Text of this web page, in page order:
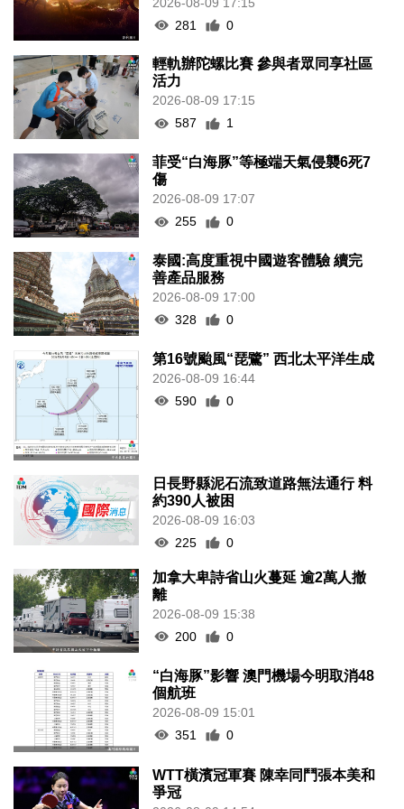
281
0
輕軌辦陀螺比賽 參與者眾同享社區
活力
2026-08-09 17:15
587
1
菲受“白海豚”等極端天氣侵襲6死7
傷
2026-08-09 17:07
255
0
泰國:高度重視中國遊客體驗 續完
善產品服務
2026-08-09 17:00
328
0
第16號颱風“琵鷺” 西北太平洋生成
2026-08-09 16:44
590
0
日長野縣泥石流致道路無法通行 料
約390人被困
2026-08-09 16:03
225
0
加拿大卑詩省山火蔓延 逾2萬人撤
離
2026-08-09 15:38
200
0
“白海豚”影響 澳門機場今明取消48
個航班
2026-08-09 15:01
351
0
WTT橫濱冠軍賽 陳幸同鬥張本美和
爭冠